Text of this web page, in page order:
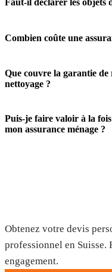
Faut-il déclarer les objets
Combien coûte une
Que couvre la garantie
nettoyage ?
Puis-je faire valoir à la
mon assurance ménage ?
Obtenez votre devis
professionnel en Suisse.
engagement.